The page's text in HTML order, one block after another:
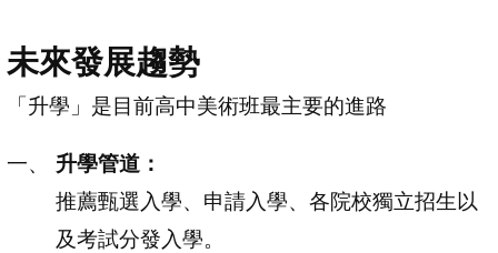
未來發展趨勢
「升學」是目前高中美術班最主要的進路
升學管道：
推薦甄選入學、申請入學、各院校獨立招生以
及考試分發入學。